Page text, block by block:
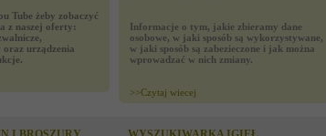
Tube żeby zobaczyć
z naszej oferty:
oraz urządzenia
Informacje o tym, jakie zbieramy dane
osobowe, w jaki sposób są wykorzystywane,
w jaki sposób są zabezieczone i jak można
wprowadzać w nich zmiany.
>>Czytaj wiecej